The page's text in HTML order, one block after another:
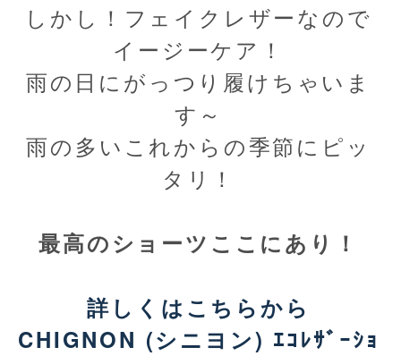
しかし！フェイクレザーなので
イージーケア！
雨の日にがっつり履けちゃいま
す～
雨の多いこ れからの季節にピッ
タリ！
最高のショーツここにあり！
詳しくはこちらから
CHIGNON (シニヨン) ｴｺﾚｻﾞｰｼｮ